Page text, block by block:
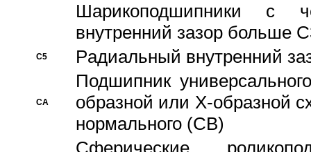
Шарикоподшипники с
внутренний зазор больше
C5 Pадиальный внутренний
CA
Подшипник
образной или Х-образной
нормального (CB)
Сферические